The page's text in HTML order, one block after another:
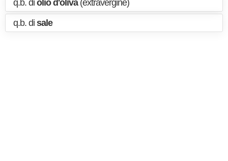
q.b. di olio d'oliva(extravergine)
q.b. di sale